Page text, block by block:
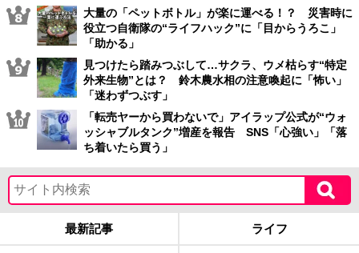
大量の「ペットボトル」が楽に運べる！？ 災害時に
役立つ自衛隊の“ライフハック”に「目からうろこ」
「助かる」
見つけたら踏みつぶして…サクラ、ウメ枯らす“特定
外来生物”とは？ 鈴木農水相の注意喚起に「怖い」
「迷わずつぶす」
「転売ヤーから買わないで」アイラップ公式が“ウォ
ッシャブルタンク”増産を報告 SNS「心強い」「落
ち着いたら買う」
最新記事 ライフ